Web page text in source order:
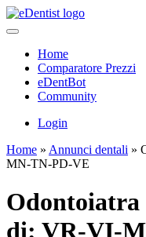
Home
Comparatore Prezzi
eDentBot
Community
Login
Home » Annunci dentali »
MN-TN-PD-VE
Odontoiatra
di: VR-VI-